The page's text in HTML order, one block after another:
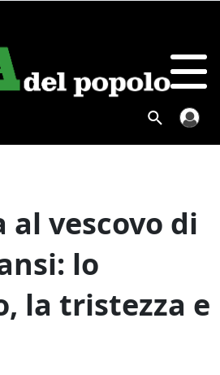
vescovo di
lo
la tristezza e